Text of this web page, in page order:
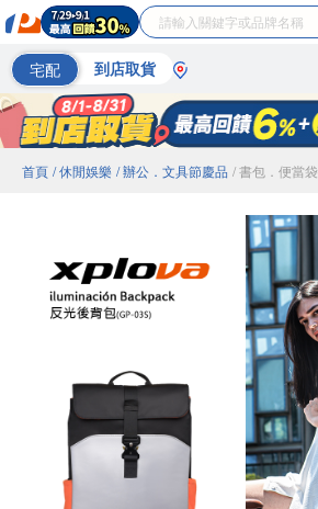
宅配 到店取貨
首頁 / 休閒娛樂 / 辦公．文具節慶品 / 書包．便當袋